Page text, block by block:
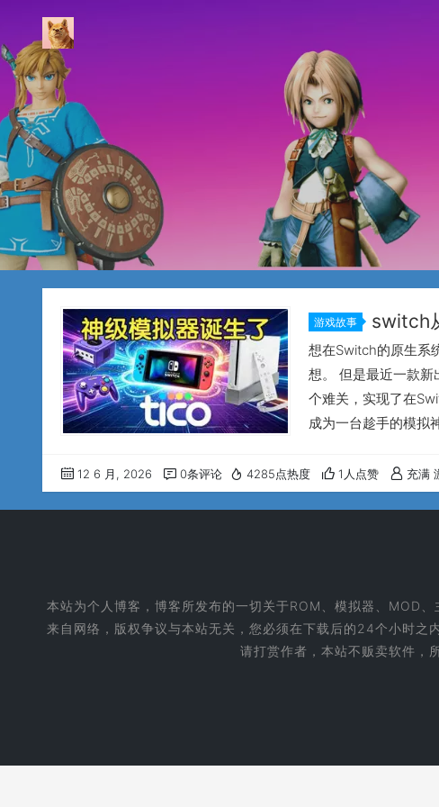
游戏故事
switch
端震撼更新【
想在Switch的原生系
想。 但是最近一款
个难关，实现了在
成为一台趁手的模拟
0.7.2版的界面，很漂
在游戏的选择上，我
12 6 月, 2026 0条评论 4285点热度 1人点赞 充满
本站为个人博客，博客所发布的一切关于ROM、模拟器、MOD
来自网络，版权争议与本站无关，您必须在下载后的24个小时
请打赏作者，本站不贩卖软件，